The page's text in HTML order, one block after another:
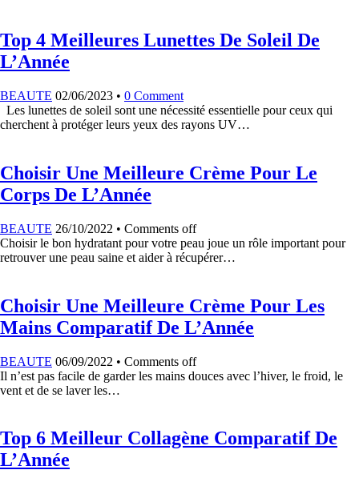
Top 4 Meilleures Lunettes De Soleil De
L’Année
BEAUTE 02/06/2023 • 0 Comment
Les lunettes de soleil sont une nécessité essentielle pour ceux qui
cherchent à protéger leurs yeux des rayons UV…
Choisir Une Meilleure Crème Pour Le
Corps De L’Année
BEAUTE 26/10/2022 • Comments off
Choisir le bon hydratant pour votre peau joue un rôle important pour
retrouver une peau saine et aider à récupérer…
Choisir Une Meilleure Crème Pour Les
Mains Comparatif De L’Année
BEAUTE 06/09/2022 • Comments off
Il n’est pas facile de garder les mains douces avec l’hiver, le froid, le
vent et de se laver les…
Top 6 Meilleur Collagène Comparatif De
L’Année